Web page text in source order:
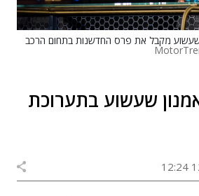
שעשוע מקבל את פרס החדשנות בתחום הרכב
שעשוע בתערוכת